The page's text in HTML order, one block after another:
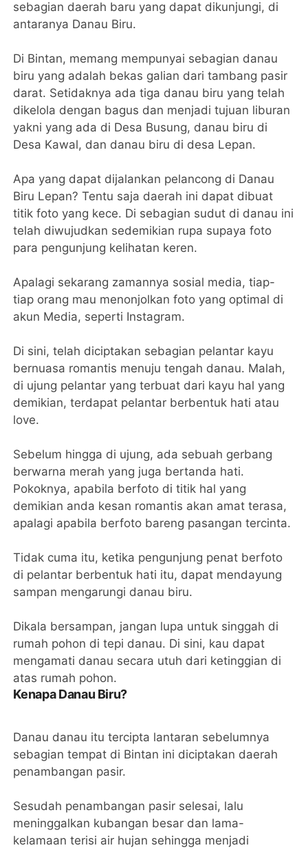
sebagian daerah baru yang dapat dikunjungi, di
antaranya Danau Biru.
Di Bintan, memang mempunyai sebagian danau
biru yang adalah bekas galian dari tambang pasir
darat. Setidaknya ada tiga danau biru yang telah
dikelola dengan bagus dan menjadi tujuan liburan
yakni yang ada di Desa Busung, danau biru di
Desa Kawal, dan danau biru di desa Lepan.
Apa yang dapat dijalankan pelancong di Danau
Biru Lepan? Tentu saja daerah ini dapat dibuat
titik foto yang kece. Di sebagian sudut di danau ini
telah diwujudkan sedemikian rupa supaya foto
para pengunjung kelihatan keren.
Apalagi sekarang zamannya sosial media, tiap-
tiap orang mau menonjolkan foto yang optimal di
akun Media, seperti Instagram.
Di sini, telah diciptakan sebagian pelantar kayu
bernuasa romantis menuju tengah danau. Malah,
di ujung pelantar yang terbuat dari kayu hal yang
demikian, terdapat pelantar berbentuk hati atau
love.
Sebelum hingga di ujung, ada sebuah gerbang
berwarna merah yang juga bertanda hati.
Pokoknya, apabila berfoto di titik hal yang
demikian anda kesan romantis akan amat terasa,
apalagi apabila berfoto bareng pasangan tercinta.
Tidak cuma itu, ketika pengunjung penat berfoto
di pelantar berbentuk hati itu, dapat mendayung
sampan mengarungi danau biru.
Dikala bersampan, jangan lupa untuk singgah di
rumah pohon di tepi danau. Di sini, kau dapat
mengamati danau secara utuh dari ketinggian di
atas rumah pohon.
Kenapa Danau Biru?
Danau danau itu tercipta lantaran sebelumnya
sebagian tempat di Bintan ini diciptakan daerah
penambangan pasir.
Sesudah penambangan pasir selesai, lalu
meninggalkan kubangan besar dan lama-
kelamaan terisi air hujan sehingga menjadi